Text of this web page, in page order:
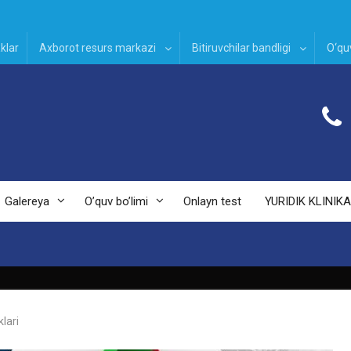
Axborot resurs markazi Bitiruvchilar bandligi
Galereya O’quv bo’limi Onlayn test YURIDIK KLINIKA